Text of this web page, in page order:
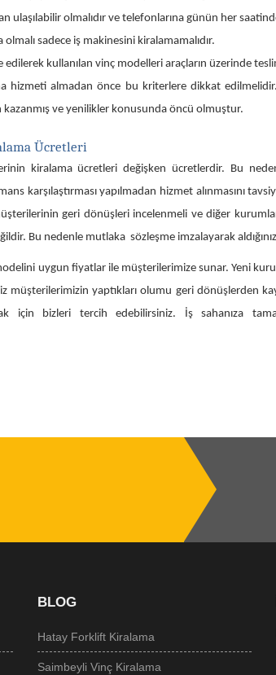
ulaşılabilir olmalıdır ve telefonlarına günün her
sadece iş makinesini kiralamamalıdır.
kullanılan vinç modelleri araçların üzerinde
hizmeti almadan önce bu kriterlere dikkat
kazanmış ve yenilikler konusunda öncü olmuştur.
Ücretleri
kiralama ücretleri değişken ücretlerdir. Bu
karşılaştırması yapılmadan hizmet alınmasını
geri dönüşleri incelenmeli ve diğer
Bu nedenle mutlaka sözleşme imzalayarak
uygun fiyatlar ile müşterilerimize sunar. Yeni
müşterilerimizin yaptıkları olumu geri dönüşlerden
için bizleri tercih edebilirsiniz. İş sahanıza
BLOG
Hatay Forklift Kiralama
Saimbeyli Vinç Kiralama